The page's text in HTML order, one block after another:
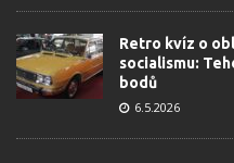
Retro kvíz o
socialismu:
bodů
6.5.2026